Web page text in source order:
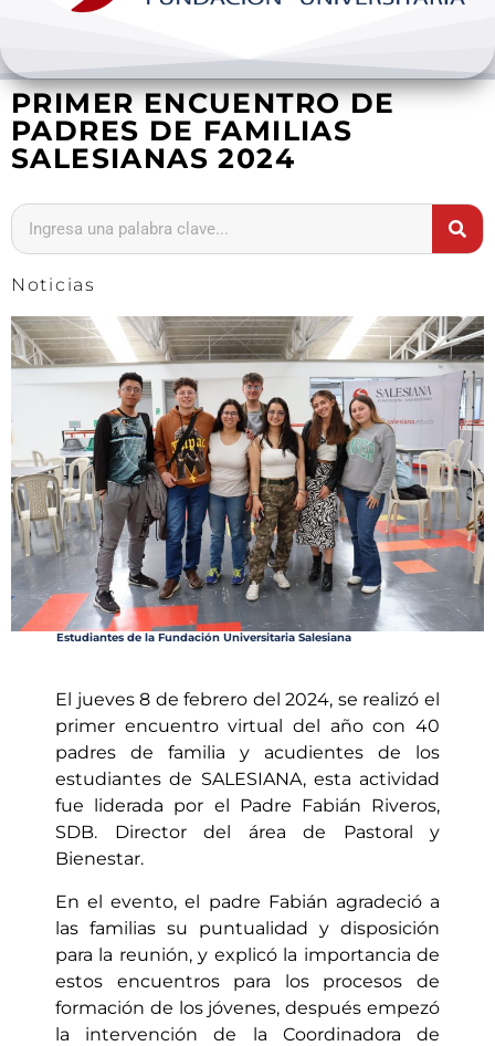
Internacionalización
Investigación
Extension y desarrollo
PRIMER ENCUENTRO DE
PADRES DE FAMILIAS
SALESIANAS 2024
Noticias
Estudiantes de la Fundación Universitaria Salesiana
El jueves 8 de febrero del 2024, se realizó el
primer encuentro virtual del año con 40
padres de familia y acudientes de los
estudiantes de SALESIANA, esta actividad
fue liderada por el Padre Fabián Riveros,
SDB. Director del área de Pastoral y
Bienestar.
En el evento, el padre Fabián agradeció a
las familias su puntualidad y disposición
para la reunión, y explicó la importancia de
estos encuentros para los procesos de
formación de los jóvenes, después empezó
la intervención de la Coordinadora de